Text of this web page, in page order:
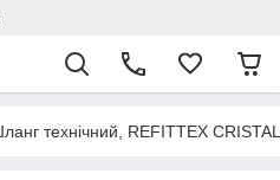
технічний, REFITTEX